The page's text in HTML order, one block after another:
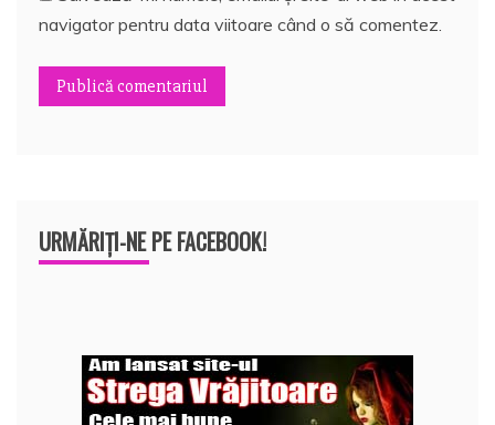
navigator pentru data viitoare când o să comentez.
URMĂRIȚI-NE PE FACEBOOK!